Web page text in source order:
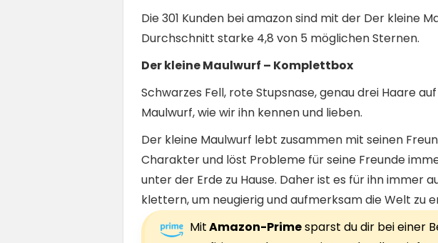
Die 301 Kunden bei amazon sind mit der Der kleine
Durchschnitt starke 4,8 von 5 möglichen Sternen.
Der kleine Maulwurf – Komplettbox
Schwarzes Fell, rote Stupsnase, genau drei Haare
Maulwurf, wie wir ihn kennen und lieben.
Der kleine Maulwurf lebt zusammen mit seinen
Charakter und löst Probleme für seine Freunde
unter der Erde zu Hause. Daher ist es für ihn immer
klettern, um neugierig und aufmerksam die Welt zu
MitAmazon-Primesparst du dir bei einer